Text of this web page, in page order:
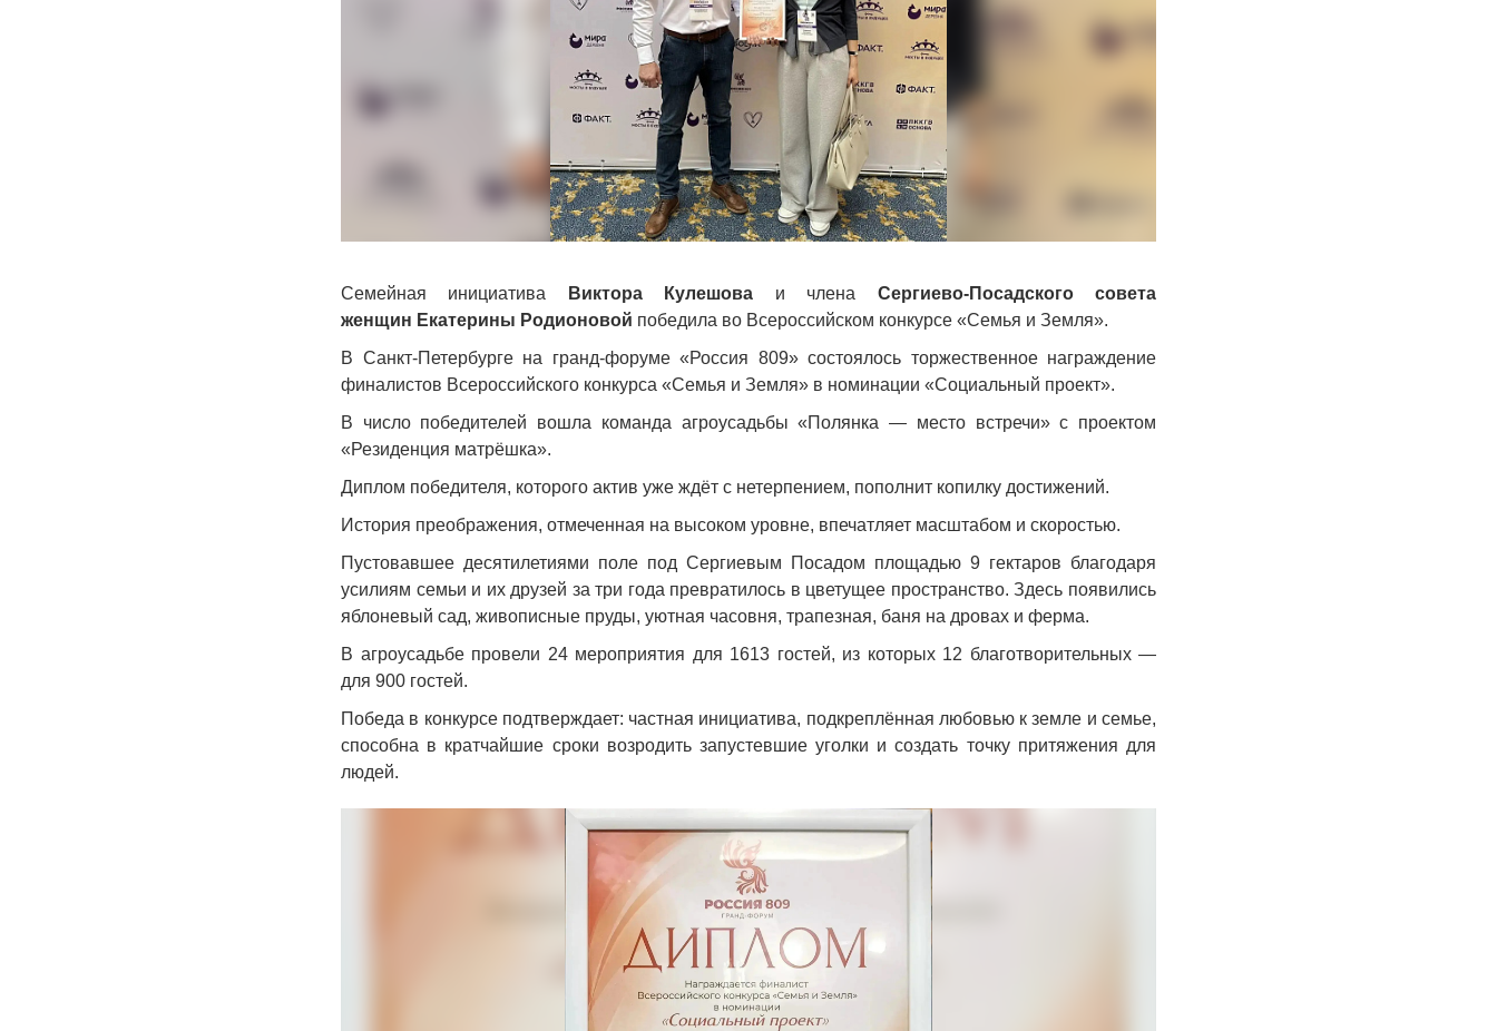
Семейная инициатива Виктора Кулешова и члена Сергиево-Посадского совета
женщин Екатерины Родионовой победила во Всероссийском конкурсе «Семья и Земля».
В Санкт-Петербурге на гранд-форуме «Россия 809» состоялось торжественное награждение
финалистов Всероссийского конкурса «Семья и Земля» в номинации «Социальный проект».
В число победителей вошла команда агроусадьбы «Полянка — место встречи» с проектом
«Резиденция матрёшка».
Диплом победителя, которого актив уже ждёт с нетерпением, пополнит копилку достижений.
История преображения, отмеченная на высоком уровне, впечатляет масштабом и скоростью.
Пустовавшее десятилетиями поле под Сергиевым Посадом площадью 9 гектаров благодаря
усилиям семьи и их друзей за три года превратилось в цветущее пространство. Здесь появились
яблоневый сад, живописные пруды, уютная часовня, трапезная, баня на дровах и ферма.
В агроусадьбе провели 24 мероприятия для 1613 гостей, из которых 12 благотворительных —
для 900 гостей.
Победа в конкурсе подтверждает: частная инициатива, подкреплённая любовью к земле и семье,
способна в кратчайшие сроки возродить запустевшие уголки и создать точку притяжения для
людей.